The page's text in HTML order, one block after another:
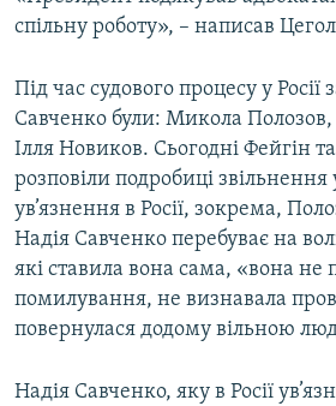
спільну роботу», – написав
Під час судового процесу у
Савченко були: Микола
Ілля Новиков. Сьогодні Фейгін
розповіли подробиці звільнення
ув’язнення в Росії, зокрема,
Надія Савченко перебуває на
які ставила вона сама, «вона не
помилування, не визнавала
повернулася додому вільною
Надія Савченко, яку в Росії